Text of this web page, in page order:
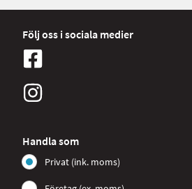
Följ oss i sociala medier
Handla som
Privat (ink. moms)